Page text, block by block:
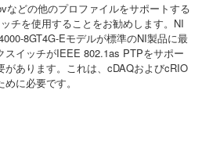
などの他のプロファイルをサポートする
チを使用することをお勧めします。NI
8GT4G-Eモデルが標準のNI製品に最
スイッチがIEEE 802.1as PTPをサポー
があります。これは、cDAQおよびcRIO
に必要です。